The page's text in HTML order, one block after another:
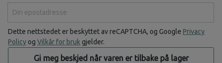
Dette nettstedet er beskyttet av reCAPTCHA, og Google Privacy
Policy og Vilkår for bruk gjelder.
Gi meg beskjed når varen er tilbake på lager